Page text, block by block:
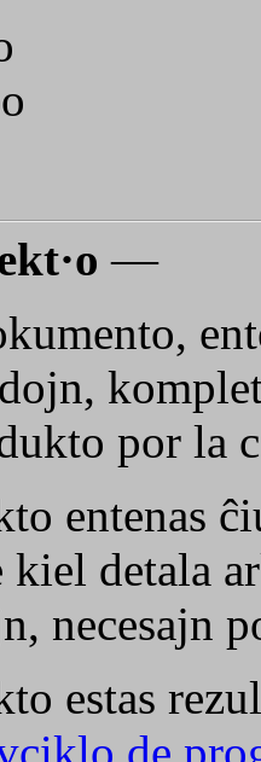
—
por la
entenas
kiel detala
necesajn
estas